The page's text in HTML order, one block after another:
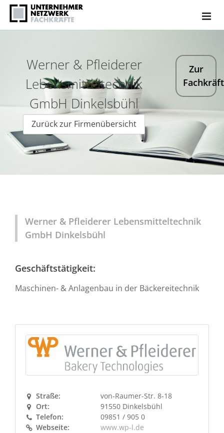
Werner & Pfleiderer
Lebensmitteltechnik
GmbH Dinkelsbühl
Zurück zur Firmenübersicht
Zur
Werner & Pfleiderer Lebensmitteltechnik
GmbH Dinkelsbühl
Geschäftstätigkeit:
Maschinen- & Anlagenbau in der Bäckereitechnik
Straße:
von-Raumer-Str. 8-18
Ort:
91550 Dinkelsbühl
Telefon:
09851 / 905 0
Webseite:
www.wp-l.de